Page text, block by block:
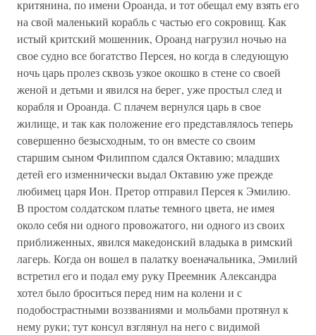
критянина, по имени Ороанда, и тот обещал ему взять его
на свой маленький корабль с частью его сокровищ. Как
истый критский мошенник, Ороанд нагрузил ночью на
свое судно все богатство Персея, но когда в следующую
ночь царь пролез сквозь узкое окошко в стене со своей
женой и детьми и явился на берег, уже простыл след и
корабля и Ороанда. С плачем вернулся царь в свое
жилище, и так как положение его представлялось теперь
совершенно безысходным, то он вместе со своим
старшим сыном Филиппом сдался Октавию; младших
детей его изменнически выдал Октавию уже прежде
любимец царя Ион. Претор отправил Персея к Эмилию.
В простом солдатском платье темного цвета, не имея
около себя ни одного провожатого, ни одного из своих
приближенных, явился македонский владыка в римский
лагерь. Когда он вошел в палатку военачальника, Эмилий
встретил его и подал ему руку Преемник Александра
хотел было броситься перед ним на колени и с
подобострастными воззваниями и мольбами протянул к
нему руки; тут консул взглянул на него с видимой